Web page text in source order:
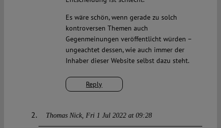
Reply
Es wäre schön, wenn gerade zu solch
kontroversen Themen auch
Gegenmeinungen veröffentlicht würden –
ungeachtet dessen, wie auch immer der
Inhaber dieser Website selbst dazu steht.
Thomas Nick Fri 1 Jul 2022 at 09:28